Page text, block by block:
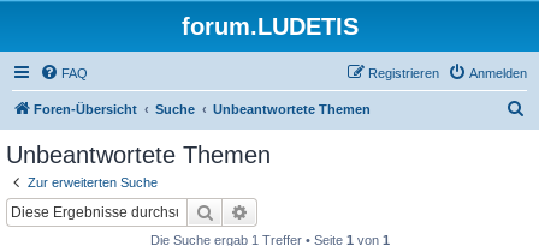
forum.LUDETIS
FAQ Anmelden
Registrieren
Foren-Übersicht Suche Unbeantwortete Themen
Unbeantwortete Themen
Zur erweiterten Suche
Suche
Die Suche ergab 1 Treffer • Seite 1 von 1